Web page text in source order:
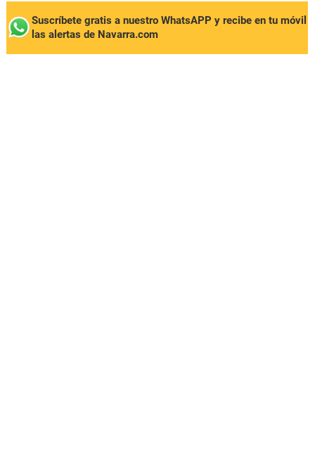
Suscríbete gratis a nuestro WhatsAPP y recibe en tu móvil
las alertas de Navarra.com